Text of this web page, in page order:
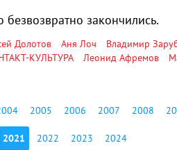
закончились.
Долотов Аня Лоч Владимир
КУЛЬТУРА Леонид Афремов
2005 2006 2007 2008
2021 2022 2023 2024